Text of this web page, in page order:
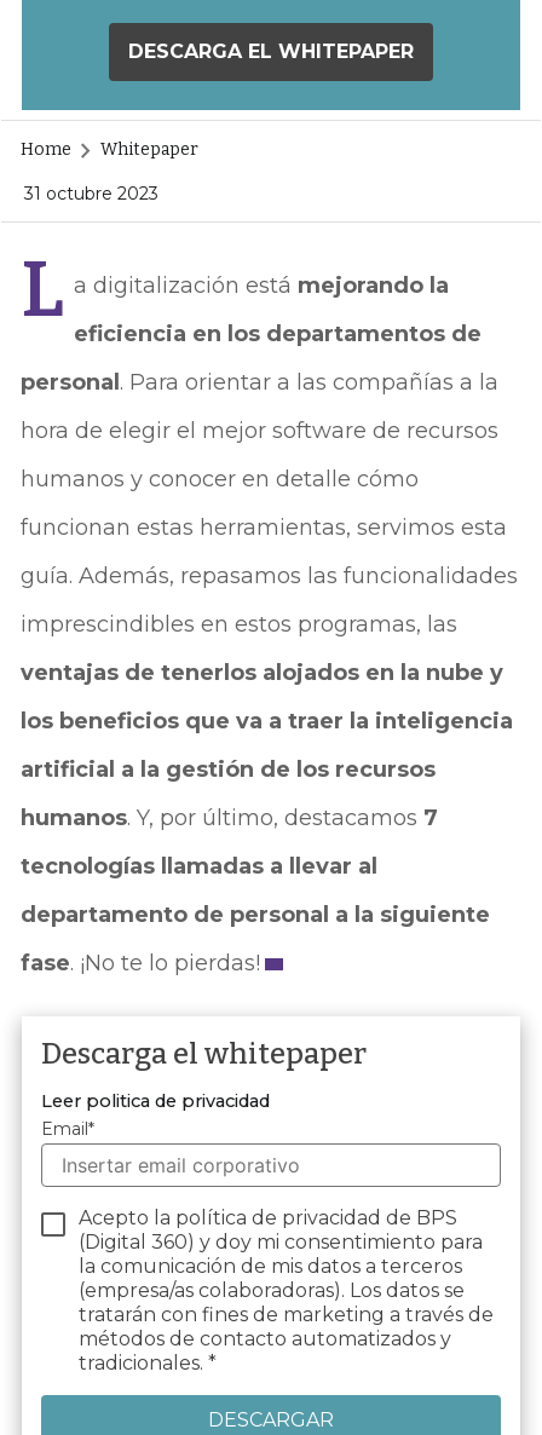
DESCARGA EL WHITEPAPER
Home Whitepaper
31 octubre 2023
L a digitalización está mejorando la
eficiencia en los departamentos de
personal. Para orientar a las compañías a la
hora de elegir el mejor software de recursos
humanos y conocer en detalle cómo
funcionan estas herramientas, servimos esta
guía. Además, repasamos las funcionalidades
imprescindibles en estos programas, las
ventajas de tenerlos alojados en la nube y
los beneficios que va a traer la inteligencia
artificial a la gestión de los recursos
humanos. Y, por último, destacamos 7
tecnologías llamadas a llevar al
departamento de personal a la siguiente
fase. ¡No te lo pierdas!
Descarga el whitepaper
Leer politica de privacidad
Email*
Acepto la política de privacidad de BPS
(Digital 360) y doy mi consentimiento para
la comunicación de mis datos a terceros
(empresa/as colaboradoras). Los datos se
tratarán con fines de marketing a través de
métodos de contacto automatizados y
tradicionales. *